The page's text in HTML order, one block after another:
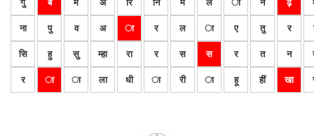
गु ब म अ रि नि म ल ा न ढ़
ना पु व अ ा र ल ा ए तु र
सि हु सु म्हा रा र स स र त न
र ा ा ला धी ा री ा हू हीं खा